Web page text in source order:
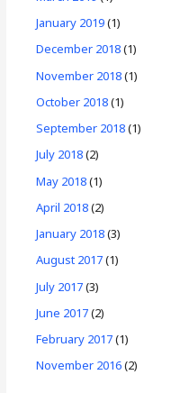
January 2019(1)
December 2018(1)
November 2018(1)
October 2018(1)
September 2018(1)
July 2018(2)
May 2018(1)
April 2018(2)
January 2018(3)
August 2017(1)
July 2017(3)
June 2017(2)
February 2017(1)
November 2016(2)